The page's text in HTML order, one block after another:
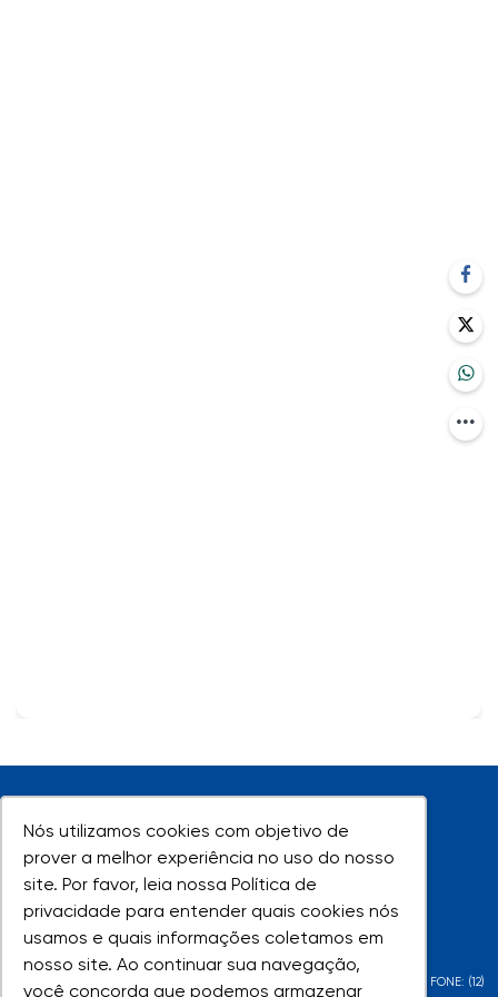
Nós utilizamos cookies com objetivo de
prover a melhor experiência no uso do nosso
site. Por favor, leia nossa Política de
privacidade para entender quais cookies nós
usamos e quais informações coletamos em
nosso site. Ao continuar sua navegação,
você concorda que podemos armazenar
Nós utilizamos cookies com objetivo de
prover a melhor experiência no uso do nosso
site. Por favor, leia nossa Política de
privacidade para entender quais cookies nós
usamos e quais informações coletamos em
nosso site. Ao continuar sua navegação,
você concorda que podemos armazenar
UNIVAP - Todos os direitos reservados
AV. SHISHIMA HIFUMI, 2911 - URBANOVA - SÃO JOSÉ DOS CAMPOS - SP - FONE: (12)